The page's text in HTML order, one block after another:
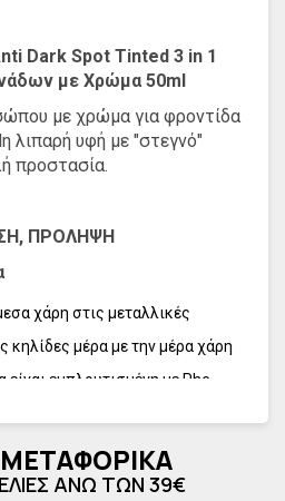
Dark Spot Tinted 3 in 1
με Χρώμα 50ml
με χρώμα για φροντίδα
λιπαρή υφή με "στεγνό"
προστασία.
ΠΡΟΛΗΨΗ
χάρη στις μεταλλικές
κηλίδες μέρα με την μέρα χάρη
εμπλουτισμένη με Phe-
είναι υποαλλεργική και
ΑΝΩ ΤΩΝ 39€